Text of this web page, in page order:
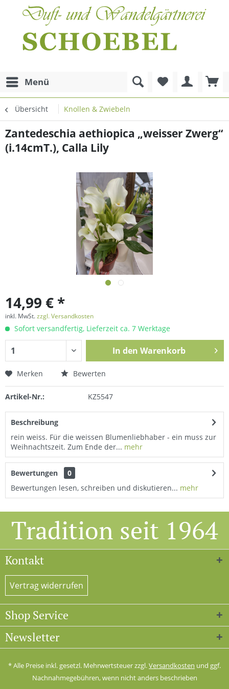
Menü
Übersicht Knollen & Zwiebeln
Zantedeschia aethiopica „weisser Zwerg“
(i.14cmT.), Calla Lily
14,99 € *
inkl. MwSt.zzgl. Versandkosten
Sofort versandfertig, Lieferzeit ca. 7 Werktage
In den Warenkorb
Merken Bewerten
Artikel-Nr.: KZ5547
Beschreibung
rein weiss. Für die weissen Blumenliebhaber - ein muss zur
Weihnachtszeit. Zum Ende der... mehr
Bewertungen
0
Bewertungen lesen, schreiben und diskutieren... mehr
Tradition seit 1964
Kontakt
Vertrag widerrufen
Shop Service
Newsletter
* Alle Preise inkl. gesetzl. Mehrwertsteuer zzgl.Versandkosten und ggf.
Nachnahmegebühren, wenn nicht anders beschrieben